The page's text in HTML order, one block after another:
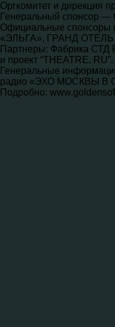
Оргкомитет и дирекция
Генеральный
Официальные
«ЭЛЬГА», ГРАНД
Партнеры: Фабрика СТД
и проект “THEATRE. RU”.
Генеральные
радио «ЭХО МОСКВЫ В
Подробно: